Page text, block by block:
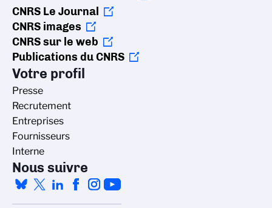
CNRS Le Journal
CNRS images
CNRS sur le web
Publications du CNRS
Votre profil
Presse
Recrutement
Entreprises
Fournisseurs
Interne
Nous suivre